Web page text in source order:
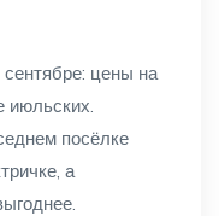
цены на
июльских.
посёлке
а